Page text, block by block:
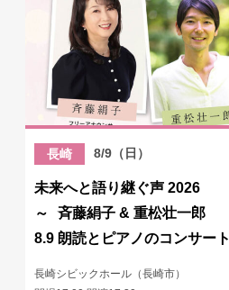
長崎 8/9（日）
未来へと語り継ぐ声 2026
～ 斉藤絹子 & 重松壮一郎
8.9 朗読とピアノのコンサート
長崎シビックホール（長崎市）